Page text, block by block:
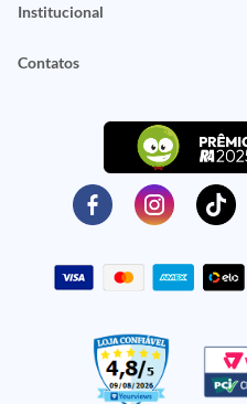
Institucional
Contatos